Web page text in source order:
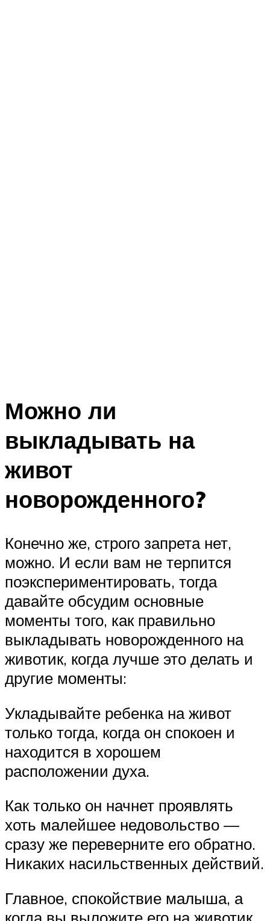
Можно ли
выкладывать на
живот
новорожденного?
Конечно же, строго запрета нет,
можно. И если вам не терпится
поэкспериментировать, тогда
давайте обсудим основные
моменты того, как правильно
выкладывать новорожденного на
животик, когда лучше это делать и
другие моменты:
Укладывайте ребенка на живот
только тогда, когда он спокоен и
находится в хорошем
расположении духа.
Как только он начнет проявлять
хоть малейшее недовольство —
сразу же переверните его обратно.
Никаких насильственных действий.
Главное, спокойствие малыша, а